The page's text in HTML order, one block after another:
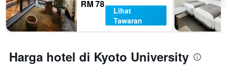
RM 78
Lihat
Tawaran
Harga hotel di Kyoto University